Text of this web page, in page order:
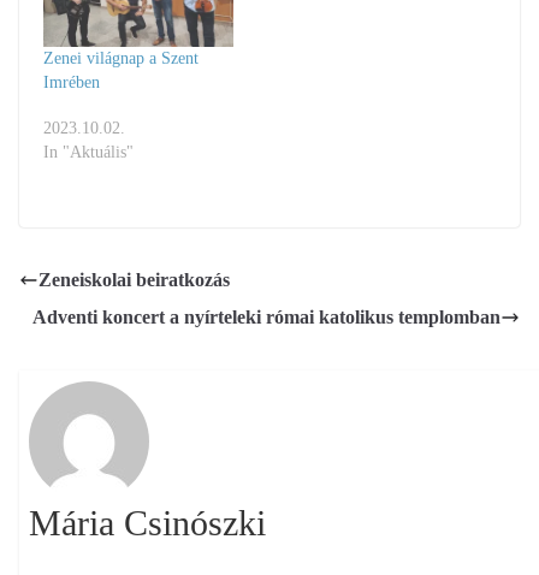
Zenei világnap a Szent
Imrében
2023.10.02.
In "Aktuális"
Zeneiskolai beiratkozás
Adventi koncert a nyírteleki római katolikus templomban
Mária Csinószki